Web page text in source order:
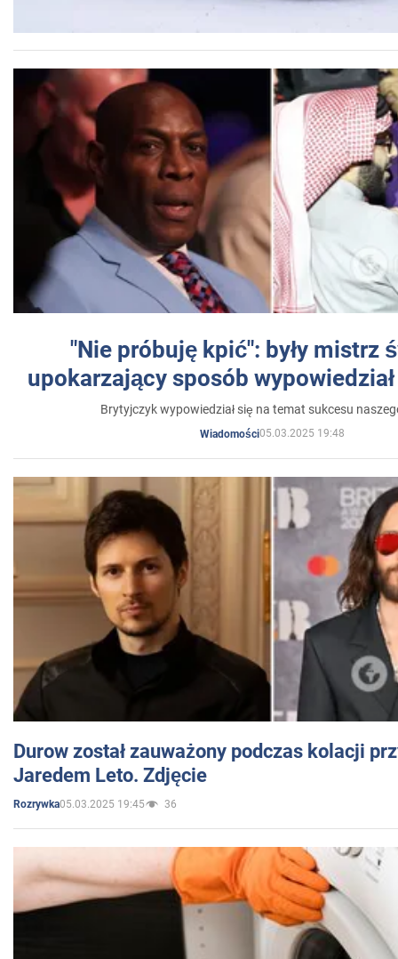
"Nie próbuję kpić": były mistrz
upokarzający sposób
Brytyjczyk wypowiedział się na temat sukcesu
Wiadomości05.03.2025 19:48
Durow został zauważony podczas kolacji
Jaredem Leto. Zdjęcie
Rozrywka05.03.2025 19:45 36